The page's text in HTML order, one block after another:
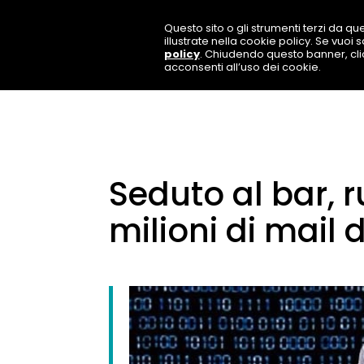
Seduto al bar,
milioni di mail
Questo sito o gli strumenti terzi da
illustrate nella cookie policy. Se vuoi
policy. Chiudendo questo banner,
acconsenti all’uso dei cookie.